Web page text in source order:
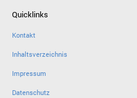
Quicklinks
Kontakt
Inhaltsverzeichnis
Impressum
Datenschutz